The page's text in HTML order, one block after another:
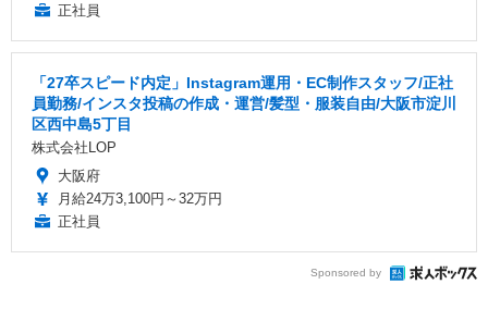
正社員
「27卒スピード内定」Instagram運用・EC制作スタッフ/正社
員勤務/インスタ投稿の作成・運営/髪型・服装自由/大阪市淀川
区西中島5丁目
株式会社LOP
大阪府
月給24万3,100円～32万円
正社員
Sponsored by